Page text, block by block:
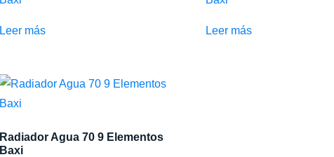
Leer más Leer más
Radiador Agua 70 9 Elementos
Baxi